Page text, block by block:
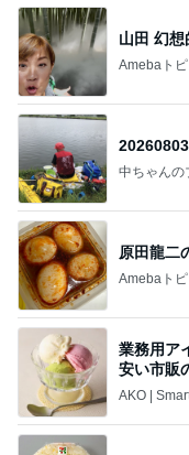
山田 幻
Amebaト
中ちゃんの
原田龍二
Amebaト
業務用ア
安い市販
トレ
AKO |